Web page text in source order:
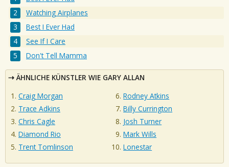
Watching Airplanes
Best I Ever Had
See If I Care
Don't Tell Mamma
ÄHNLICHE KÜNSTLER WIE GARY ALLAN
Craig Morgan
Trace Adkins
Chris Cagle
Diamond Rio
Trent Tomlinson
Rodney Atkins
Billy Currington
Josh Turner
Mark Wills
Lonestar